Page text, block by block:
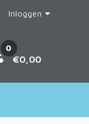
Inloggen
0
€0,00